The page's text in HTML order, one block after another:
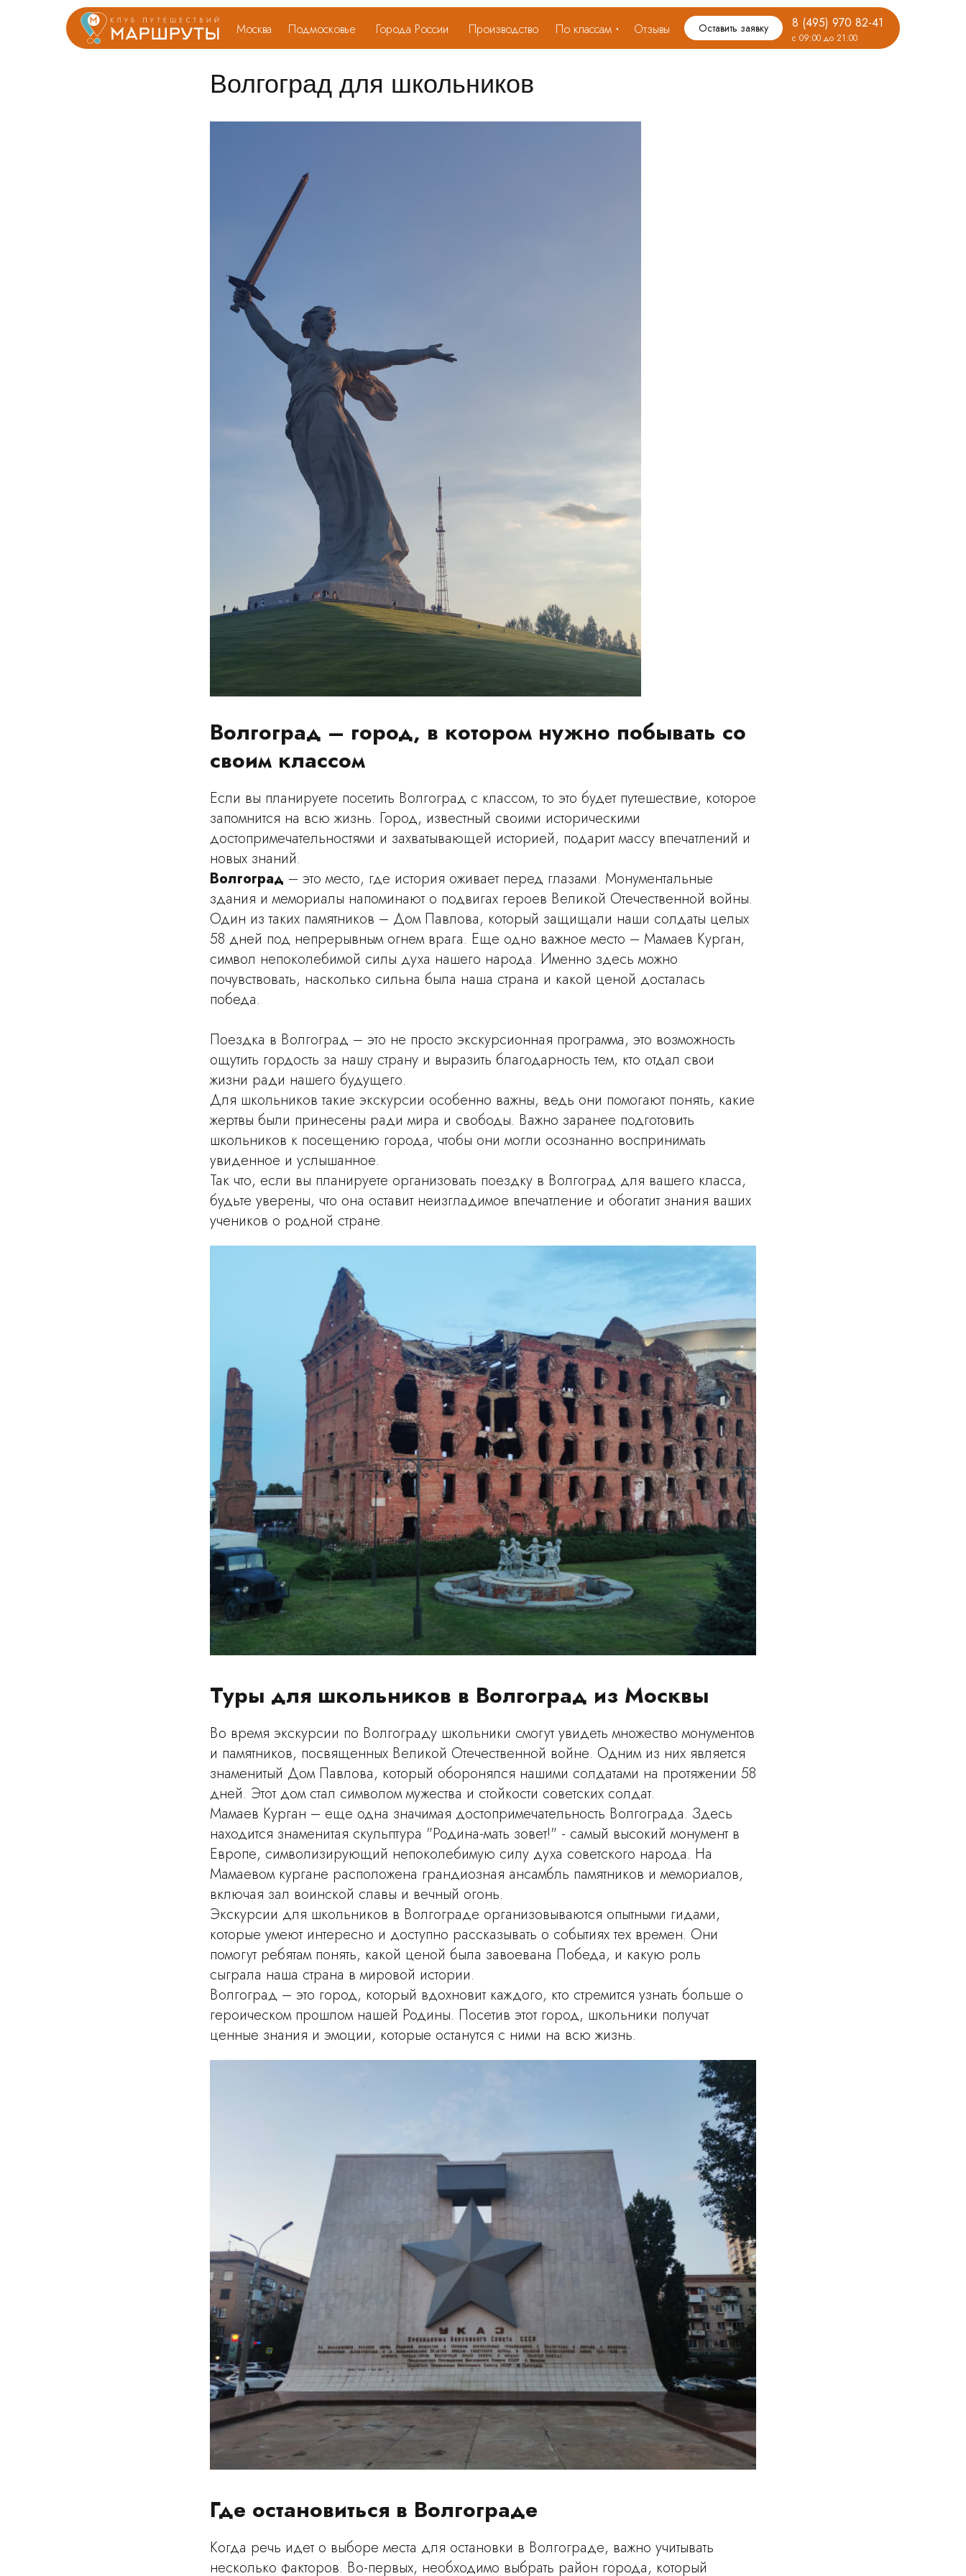
Подмосковье По классам
Производство
Города России
Москва Отзывы 8 (495) 970 82-41
с 09:00 до 21:00
Оставить заявку
Волгоград для школьников
Волгоград – город, в котором нужно побывать со
своим классом
Если вы планируете посетить Волгоград с классом, то это будет путешествие, которое
запомнится на всю жизнь. Город, известный своими историческими
достопримечательностями и захватывающей историей, подарит массу впечатлений и
новых знаний.
Волгоград – это место, где история оживает перед глазами. Монументальные
здания и мемориалы напоминают о подвигах героев Великой Отечественной войны.
Один из таких памятников – Дом Павлова, который защищали наши солдаты целых
58 дней под непрерывным огнем врага. Еще одно важное место – Мамаев Курган,
символ непоколебимой силы духа нашего народа. Именно здесь можно
почувствовать, насколько сильна была наша страна и какой ценой досталась
победа.
Поездка в Волгоград – это не просто экскурсионная программа, это возможность
ощутить гордость за нашу страну и выразить благодарность тем, кто отдал свои
жизни ради нашего будущего.
Для школьников такие экскурсии особенно важны, ведь они помогают понять, какие
жертвы были принесены ради мира и свободы. Важно заранее подготовить
школьников к посещению города, чтобы они могли осознанно воспринимать
увиденное и услышанное.
Так что, если вы планируете организовать поездку в Волгоград для вашего класса,
будьте уверены, что она оставит неизгладимое впечатление и обогатит знания ваших
учеников о родной стране.
Туры для школьников в Волгоград из Москвы
Во время экскурсии по Волгограду школьники смогут увидеть множество монументов
и памятников, посвященных Великой Отечественной войне. Одним из них является
знаменитый Дом Павлова, который оборонялся нашими солдатами на протяжении 58
дней. Этот дом стал символом мужества и стойкости советских солдат.
Мамаев Курган – еще одна значимая достопримечательность Волгограда. Здесь
находится знаменитая скульптура "Родина-мать зовет!" - самый высокий монумент в
Европе, символизирующий непоколебимую силу духа советского народа. На
Мамаевом кургане расположена грандиозная ансамбль памятников и мемориалов,
включая зал воинской славы и вечный огонь.
Экскурсии для школьников в Волгограде организовываются опытными гидами,
которые умеют интересно и доступно рассказывать о событиях тех времен. Они
помогут ребятам понять, какой ценой была завоевана Победа, и какую роль
сыграла наша страна в мировой истории.
Волгоград – это город, который вдохновит каждого, кто стремится узнать больше о
героическом прошлом нашей Родины. Посетив этот город, школьники получат
ценные знания и эмоции, которые останутся с ними на всю жизнь.
Где остановиться в Волгограде
Когда речь идет о выборе места для остановки в Волгограде, важно учитывать
несколько факторов. Во-первых, необходимо выбрать район города, который